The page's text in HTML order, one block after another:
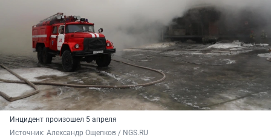
Инцидент произошел 5 апреля
Источник: Александр Ощепков / NGS.RU